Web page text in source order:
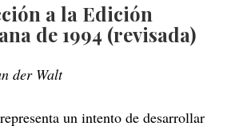
a la Edición
de 1994 (revisada)
der Walt
un intento de desarrollar